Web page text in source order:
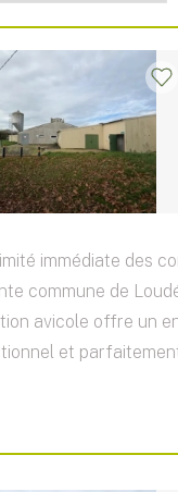
immédiate des
commune de
avicole offre un
et